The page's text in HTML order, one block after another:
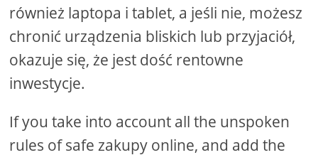
również laptopa i tablet, a jeśli nie, możesz
chronić urządzenia bliskich lub przyjaciół,
okazuje się, że jest dość rentowne
inwestycje.
If you take into account all the unspoken
rules of safe zakupy online, and add the